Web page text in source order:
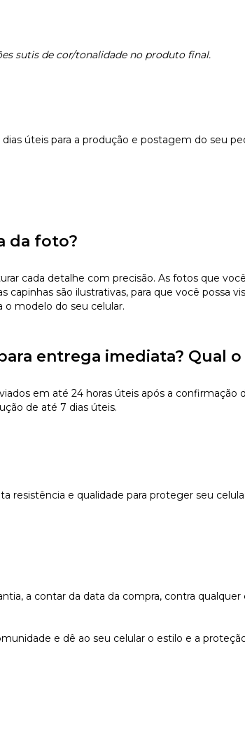
sutis de cor/tonalidade no produto final.
úteis para a produção e postagem do seu
da foto?
cada detalhe com precisão. As fotos que
são ilustrativas, para que você possa
o modelo do seu celular.
entrega imediata? Qual o
em até 24 horas úteis após a confirmação
de até 7 dias úteis.
resistência e qualidade para proteger seu
a contar da data da compra, contra
e dê ao seu celular o estilo e a